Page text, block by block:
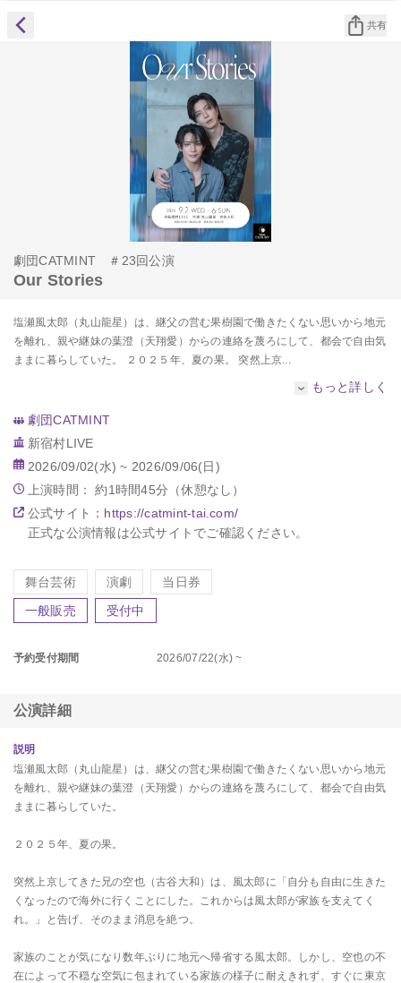
共有
劇団CATMINT ＃23回公演
Our Stories
塩瀬風太郎（丸山龍星）は、継父の営む果樹園で働きたくない思いから地元
を離れ、親や継妹の葉澄（天翔愛）からの連絡を蔑ろにして、都会で自由気
ままに暮らしていた。 ２０２５年、夏の果。 突然上京...
もっと詳しく
劇団CATMINT
新宿村LIVE
2026/09/02(水) ~ 2026/09/06(日)
上演時間： 約1 時間45分（休憩なし ）
公式サイト： https://catmint-tai.com/
正式な公演情報は公式サイトでご確認ください。
舞台芸術 演劇
当日券
一般販売
受付中
予約受付期間 2026/07/22(水) ~
公演詳細
説明
塩瀬風太郎（丸山龍星）は、継父の営む果樹園で働きたくない思いから地元
を離れ、親や継妹の葉澄（天翔愛）からの連絡を蔑ろにして、都会で自由気
ままに暮らしていた。
２０２５年、夏の果。
突然上京してきた兄の空也（古谷大和）は、風太郎に「自分も自由に生きた
くなったので海外に行くことにした。これからは風太郎が家族を支えてく
れ。」と告げ、そのまま消息を絶つ。
家族のことが気になり数年ぶりに地元へ帰省する風太郎。しかし、空也の不
在によって不穏な空気に包まれている家族の様子に耐えきれず、すぐに東京